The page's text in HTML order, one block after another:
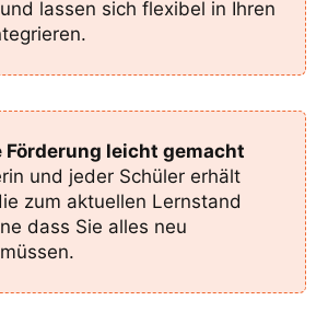
lassen sich flexibel in Ihren
leicht gemacht
und jeder Schüler erhält
zum aktuellen Lernstand
dass Sie alles neu